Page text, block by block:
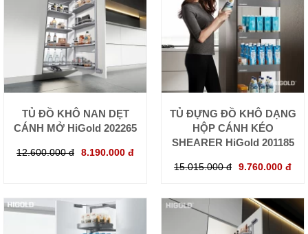
TỦ ĐỒ KHÔ NAN DẸT
CÁNH MỞ HiGold 202265
12.600.000 đ 8.190.000 đ
TỦ ĐỰNG ĐỒ KHÔ DẠNG
HỘP CÁNH KÉO
SHEARER HiGold 201185
15.015.000 đ 9.760.000 đ